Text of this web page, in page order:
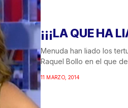
¡¡¡LA QUE HA
Menuda han liado los
Raquel Bollo en el que
11 MARZO, 2014